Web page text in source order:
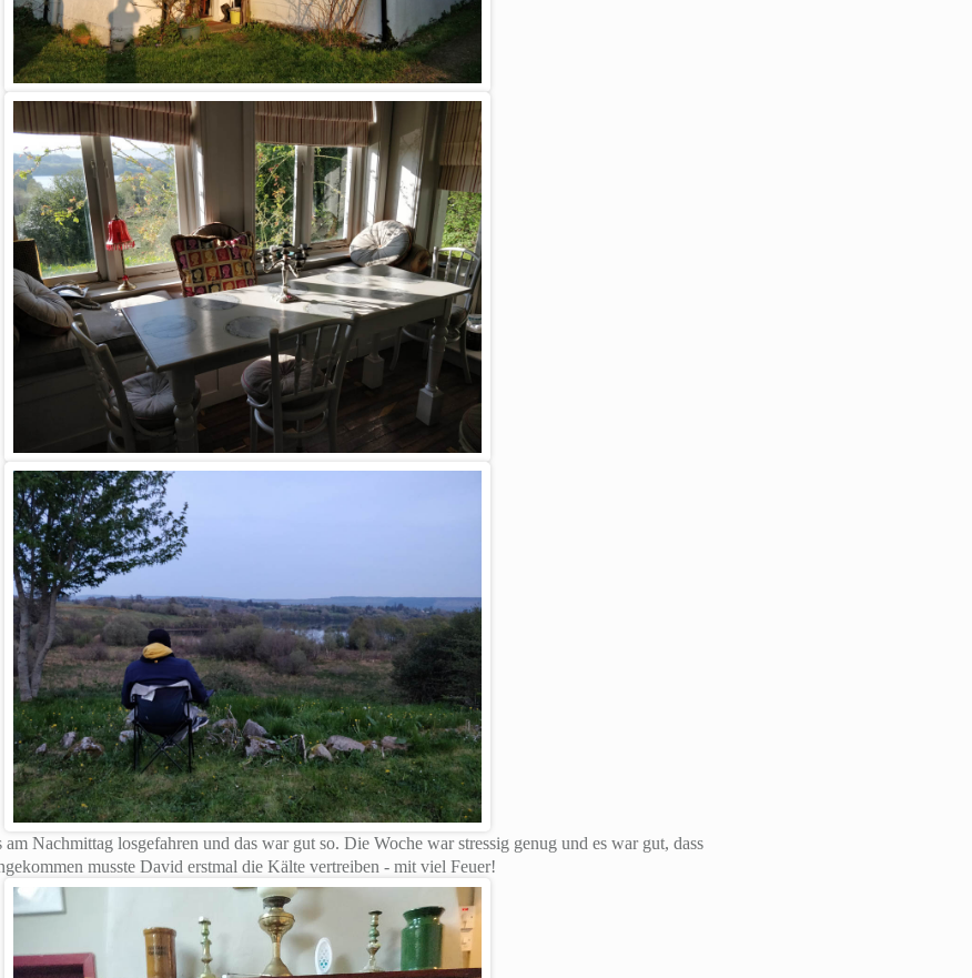
Nachmittag losgefahren und das war gut so. Die Woche war stressig genug und es war gut, dass
musste David erstmal die Kälte vertreiben - mit viel Feuer!